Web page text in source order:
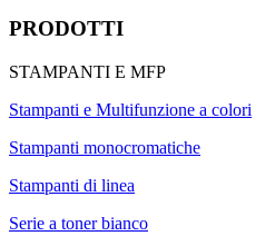
PRODOTTI
STAMPANTI E MFP
Stampanti e Multifunzione a colori
Stampanti monocromatiche
Stampanti di linea
Serie a toner bianco